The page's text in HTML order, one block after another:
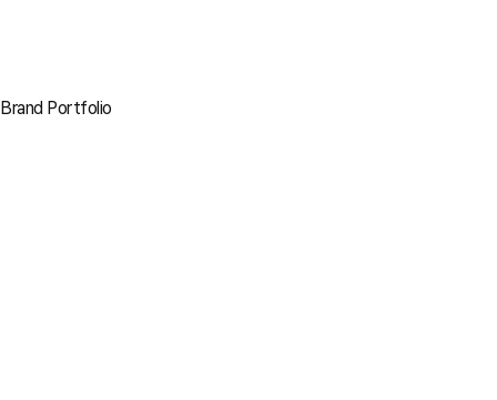
Brand Portfolio